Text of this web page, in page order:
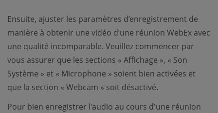
Ensuite, ajuster les paramètres d’enregistrement de
manière à obtenir une vidéo d’une réunion WebEx avec
une qualité incomparable. Veuillez commencer par
vous assurer que les sections « Affichage », « Son
Système » et « Microphone » soient bien activées et
que la section « Webcam » soit désactivé.
Pour bien enregistrer l'audio au cours d'une réunion